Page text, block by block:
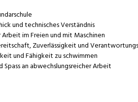
und technisches Verständnis
im Freien und mit Maschinen
Zuverlässigkeit und
und Fähigkeit zu schwimmen
Spass an abwechslungsreicher Arbeit